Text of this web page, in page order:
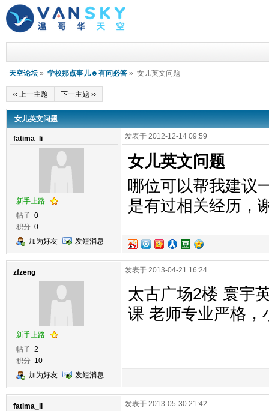
天空论坛 » 学校那点事儿☻有问必答 » 女儿英文问题
‹‹ 上一主题 下一主题 ››
女儿英文问题
fatima_li
新手上路
帖子 0
积分 0
加为好友
发短消息
发表于 2012-12-14 09:59
女儿英文问题
哪位可以帮我建议
是有过相关经历，
zfzeng
新手上路
帖子 2
积分 10
加为好友
发短消息
发表于 2013-04-21 16:24
太古广场2楼 寰宇
课 老师专业严格，
fatima_li 发表于 2013-05-30 21:42